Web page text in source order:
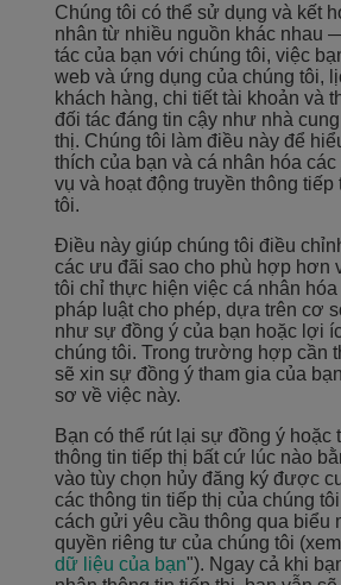
Chúng tôi có thể sử dụng và kết
nhân từ nhiều nguồn khác nhau
tác của bạn với chúng tôi, việc
web và ứng dụng của chúng tôi,
khách hàng, chi tiết tài khoản và
đối tác đáng tin cậy như nhà
thị. Chúng tôi làm điều này để
thích của bạn và cá nhân hóa
vụ và hoạt động truyền thông tiếp
tôi.
Điều này giúp chúng tôi điều
các ưu đãi sao cho phù hợp hơn
tôi chỉ thực hiện việc cá nhân
pháp luật cho phép, dựa trên cơ
như sự đồng ý của bạn hoặc lợi
chúng tôi. Trong trường hợp cần
sẽ xin sự đồng ý tham gia của
sơ về việc này.
Bạn có thể rút lại sự đồng ý hoặc
thông tin tiếp thị bất cứ lúc nào
vào tùy chọn hủy đăng ký được
các thông tin tiếp thị của chúng
cách gửi yêu cầu thông qua biểu
quyền riêng tư của chúng tôi
dữ liệu của bạn"). Ngay cả khi